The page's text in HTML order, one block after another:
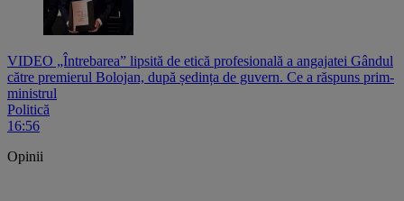
VIDEO „Întrebarea” lipsită de etică profesională a angajatei Gândul
către premierul Bolojan, după ședința de guvern. Ce a răspuns prim-
ministrul
Politică
16:56
Opinii